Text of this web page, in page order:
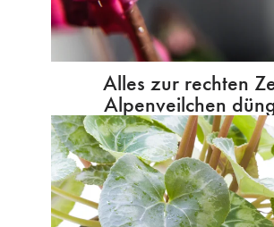
Alles zur rechten
Alpenveilchen